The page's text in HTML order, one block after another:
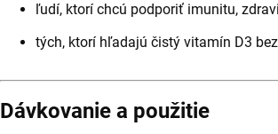
ľudí, ktorí chcú podporiť imunitu,
tých, ktorí hľadajú čistý vitamín D3
Dávkovanie a použitie